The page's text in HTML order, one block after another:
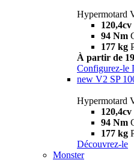
Hypermotard
120,4cv
94 Nm
177 kg
À partir de
Configurez-le
new V2 SP
Hypermotard
120,4cv
94 Nm
177 kg
Découvrez-le
Monster